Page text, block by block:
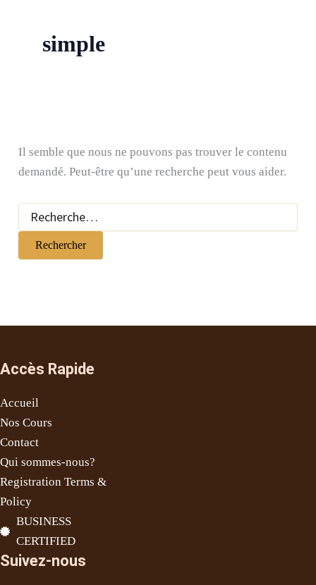
simple
Il semble que nous ne pouvons pas trouver le contenu
demandé. Peut-être qu’une recherche peut vous aider.
Accès Rapide
Accueil
Nos Cours
Contact
Qui sommes-nous?
Registration Terms &
Policy
BUSINESS
CERTIFIED
Suivez-nous